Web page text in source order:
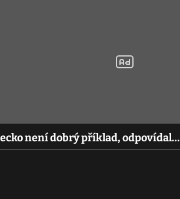
není dobrý příklad, odpovídal…